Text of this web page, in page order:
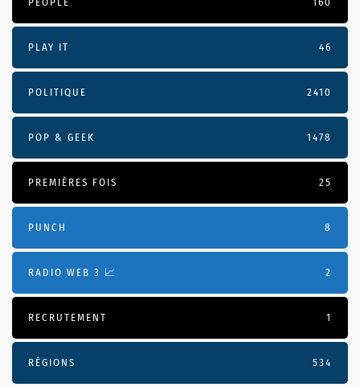
PLAY IT 46
POLITIQUE 2410
POP & GEEK 1478
PREMIÈRES FOIS 25
PUNCH 8
RADIO WEB 3 📈 2
RECRUTEMENT 1
RÉGIONS 534